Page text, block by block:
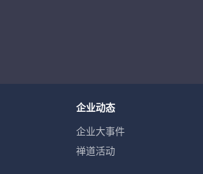
企业动态
企业大事件
禅道活动